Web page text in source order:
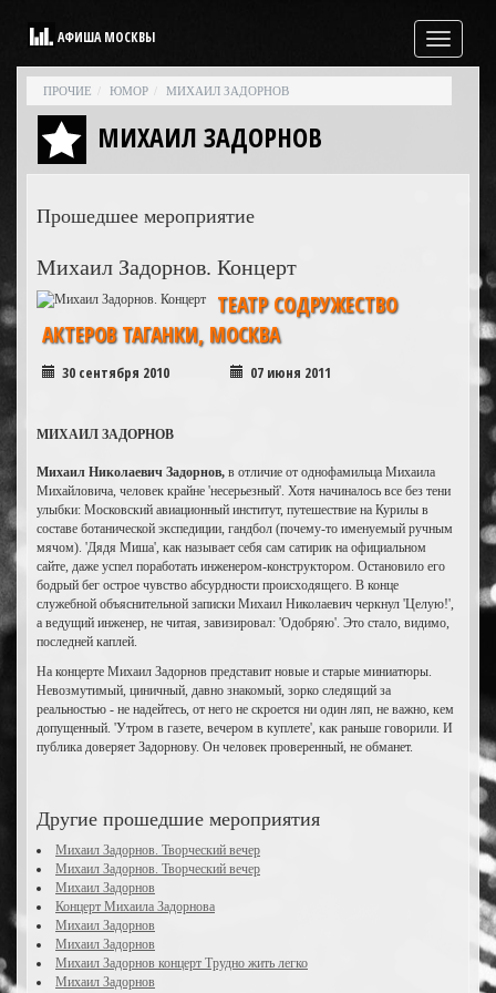
Свернутая
навигация
АФИША МОСКВЫ
ПРОЧИЕ ЮМОР МИХАИЛ ЗАДОРНОВ
МИХАИЛ ЗАДОРНОВ
Прошедшее мероприятие
Михаил Задорнов. Концерт
ТЕАТР СОДРУЖЕСТВО
АКТЕРОВ ТАГАНКИ, МОСКВА
30 сентября 2010 07 июня 2011
МИХАИЛ ЗАДОРНОВ
Михаил Николаевич Задорнов, в отличие от однофамильца Михаила
Михайловича, человек крайне 'несерьезный'. Хотя начиналось все без тени
улыбки: Московский авиационный институт, путешествие на Курилы в
составе ботанической экспедиции, гандбол (почему-то именуемый ручным
мячом). 'Дядя Миша', как называет себя сам сатирик на официальном
сайте, даже успел поработать инженером-конструктором. Остановило его
бодрый бег острое чувство абсурдности происходящего. В конце
служебной объяснительной записки Михаил Николаевич черкнул 'Целую!',
а ведущий инженер, не читая, завизировал: 'Одобряю'. Это стало, видимо,
последней каплей.
На концерте Михаил Задорнов представит новые и старые миниатюры.
Невозмутимый, циничный, давно знакомый, зорко следящий за
реальностью - не надейтесь, от него не скроется ни один ляп, не важно, кем
допущенный. 'Утром в газете, вечером в куплете', как раньше говорили. И
публика доверяет Задорнову. Он человек проверенный, не обманет.
Другие прошедшие мероприятия
Михаил Задорнов. Творческий вечер
Михаил Задорнов. Творческий вечер
Михаил Задорнов
Концерт Михаила Задорнова
Михаил Задорнов
Михаил Задорнов
Михаил Задорнов концерт Трудно жить легко
Михаил Задорнов